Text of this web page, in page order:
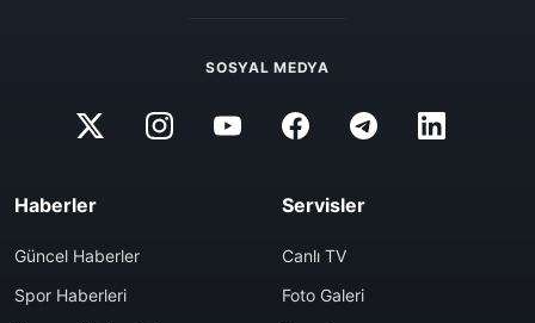
SOSYAL MEDYA
Haberler
Güncel Haberler
Spor Haberleri
Servisler
Canlı TV
Foto Galeri